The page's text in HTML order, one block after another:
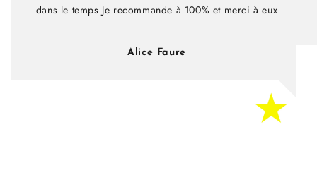
dans le temps Je recommande à 100% et merci à eux
Alice Faure